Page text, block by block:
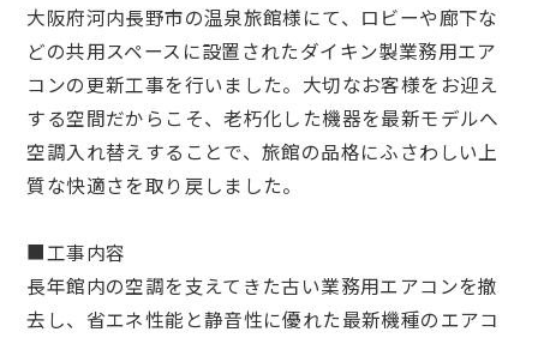
大阪府河内長野市の温泉旅館様にて、ロビーや廊下な
どの共用スペースに設置されたダイキン製業務用エア
コンの更新工事を行いました。大切なお客様をお迎え
する空間だからこそ、老朽化した機器を最新モデルへ
空調入れ替えすることで、旅館の品格にふさわしい上
質な快適さを取り戻しました。
■工事内容
長年館内の空調を支えてきた古い業務用エアコンを撤
去し、省エネ性能と静音性に優れた最新機種のエアコ